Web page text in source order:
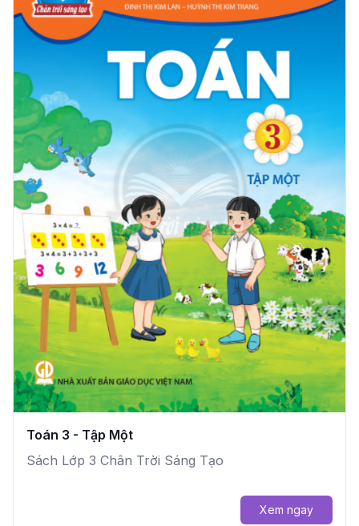
Toán 3 - Tập Một
Sách Lớp 3 Chân Trời Sáng Tạo
Xem ngay